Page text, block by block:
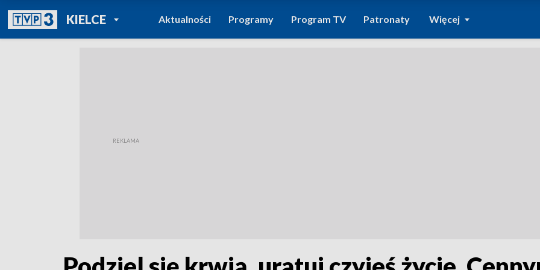
KIELCEPOWRÓT DO
TVP REGIONY
Aktualności Programy Program TV Patronaty Więcej